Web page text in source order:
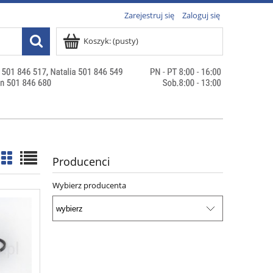
Zarejestruj się Zaloguj się
Koszyk:(pusty)
Producenci
Wybierz producenta